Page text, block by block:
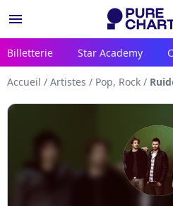
menu
Billetterie Star Academy
Accueil / Artistes / Pop, Rock /